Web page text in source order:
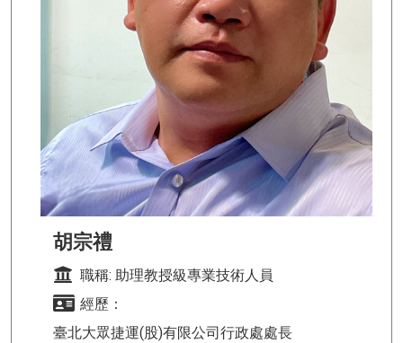
胡宗禮
職稱: 助理教授級專業技術人員
經歷：
臺北大眾捷運(股)有限公司行政處處長